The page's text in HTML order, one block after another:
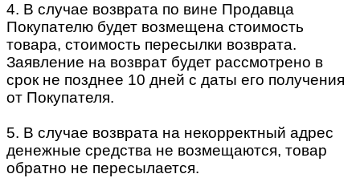
4. В случае возврата по вине Продавца
Покупателю будет возмещена стоимость
товара, стоимость пересылки возврата.
Заявление на возврат будет рассмотрено в
срок не позднее 10 дней с даты его получения
от Покупателя.
5. В случае возврата на некорректный адрес
денежные средства не возмещаются, товар
обратно не пересылается.